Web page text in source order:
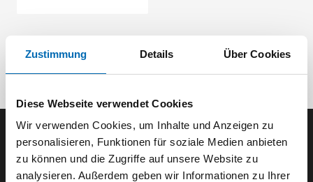
Zustimmung Details Über Cookies
Diese Webseite verwendet Cookies
Wir verwenden Cookies, um Inhalte und Anzeigen zu
personalisieren, Funktionen für soziale Medien anbieten
zu können und die Zugriffe auf unsere Website zu
analysieren. Außerdem geben wir Informationen zu Ihrer
Der SEEFELDER Newsletter